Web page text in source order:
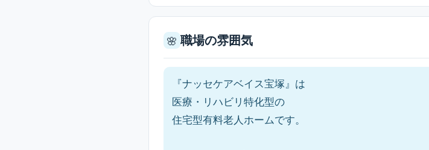
🌸 職場の雰囲気
『ナッセケアベイス宝塚』は
医療・リハビリ特化型の
住宅型有料老人ホームです。